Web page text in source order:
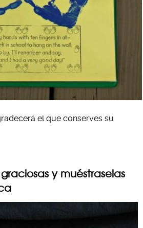
el que conserves su
y muéstraselas